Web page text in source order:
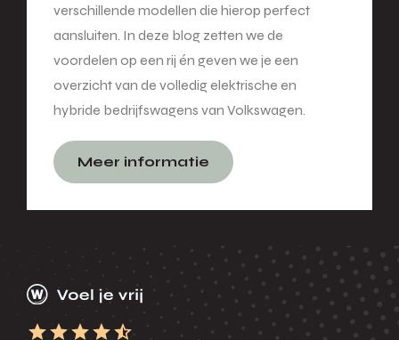
verschillende modellen die hierop perfect
aansluiten. In deze blog zetten we de
voordelen op een rij én geven we je een
overzicht van de volledig elektrische en
hybride bedrijfswagens van Volkswagen.
Meer informatie